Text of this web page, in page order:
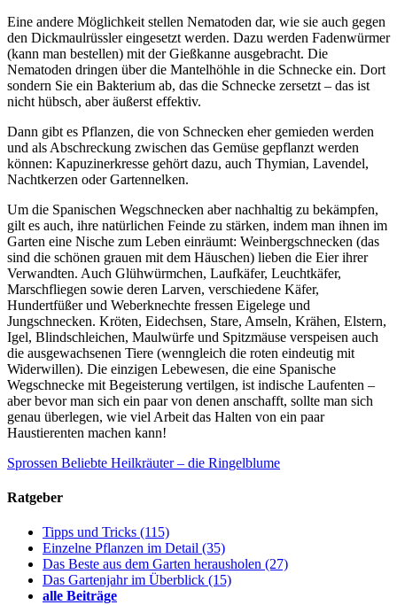
Eine andere Möglichkeit stellen Nematoden dar, wie sie auch gegen
den Dickmaulrüssler eingesetzt werden. Dazu werden Fadenwürmer
(kann man bestellen) mit der Gießkanne ausgebracht. Die
Nematoden dringen über die Mantelhöhle in die Schnecke ein. Dort
sondern Sie ein Bakterium ab, das die Schnecke zersetzt – das ist
nicht hübsch, aber äußerst effektiv.
Dann gibt es Pflanzen, die von Schnecken eher gemieden werden
und als Abschreckung zwischen das Gemüse gepflanzt werden
können: Kapuzinerkresse gehört dazu, auch Thymian, Lavendel,
Nachtkerzen oder Gartennelken.
Um die Spanischen Wegschnecken aber nachhaltig zu bekämpfen,
gilt es auch, ihre natürlichen Feinde zu stärken, indem man ihnen im
Garten eine Nische zum Leben einräumt: Weinbergschnecken (das
sind die schönen grauen mit dem Häuschen) lieben die Eier ihrer
Verwandten. Auch Glühwürmchen, Laufkäfer, Leuchtkäfer,
Marschfliegen sowie deren Larven, verschiedene Käfer,
Hundertfüßer und Weberknechte fressen Eigelege und
Jungschnecken. Kröten, Eidechsen, Stare, Amseln, Krähen, Elstern,
Igel, Blindschleichen, Maulwürfe und Spitzmäuse verspeisen auch
die ausgewachsenen Tiere (wenngleich die roten eindeutig mit
Widerwillen). Die einzigen Lebewesen, die eine Spanische
Wegschnecke mit Begeisterung vertilgen, ist indische Laufenten –
aber bevor man sich ein paar von denen anschafft, sollte man sich
genau überlegen, wie viel Arbeit das Halten von ein paar
Haustierenten machen kann!
Sprossen Beliebte Heilkräuter – die Ringelblume
Ratgeber
Tipps und Tricks (115)
Einzelne Pflanzen im Detail (35)
Das Beste aus dem Garten herausholen (27)
Das Gartenjahr im Überblick (15)
alle Beiträge